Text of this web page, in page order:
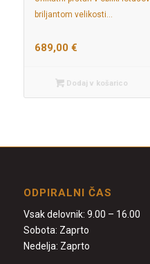
briljantom velikosti…
689,00 €
Dodaj v košarico
ODPIRALNI ČAS
Vsak delovnik: 9.00 – 16.00
Sobota: Zaprto
Nedelja: Zaprto